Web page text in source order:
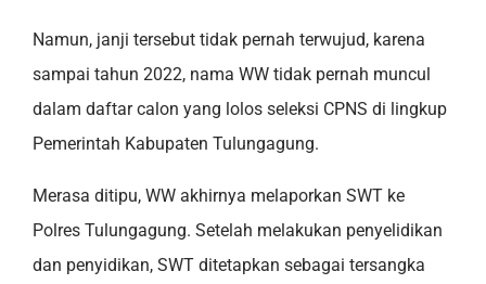
Namun, janji tersebut tidak pernah terwujud, karena
sampai tahun 2022, nama WW tidak pernah muncul
dalam daftar calon yang lolos seleksi CPNS di lingkup
Pemerintah Kabupaten Tulungagung.
Merasa ditipu, WW akhirnya melaporkan SWT ke
Polres Tulungagung. Setelah melakukan penyelidikan
dan penyidikan, SWT ditetapkan sebagai tersangka